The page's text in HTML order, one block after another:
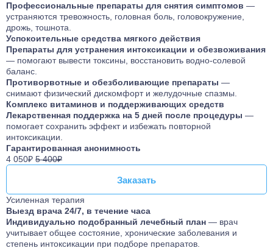
Профессиональные препараты для снятия симптомов —
устраняются тревожность, головная боль, головокружение,
дрожь, тошнота.
Успокоительные средства мягкого действия
Препараты для устранения интоксикации и обезвоживания
— помогают вывести токсины, восстановить водно-солевой
баланс.
Противорвотные и обезболивающие препараты —
снимают физический дискомфорт и желудочные спазмы.
Комплекс витаминов и поддерживающих средств
Лекарственная поддержка на 5 дней после процедуры —
помогает сохранить эффект и избежать повторной
интоксикации.
Гарантированная анонимность
4 050₽ 5 400₽
Заказать
Заказать
Усиленная терапия
Выезд врача 24/7, в течение часа
Индивидуально подобранный лечебный план — врач
учитывает общее состояние, хронические заболевания и
степень интоксикации при подборе препаратов.